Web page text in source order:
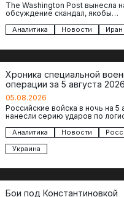
The Washington Post вынесла
обсуждение скандал, якобы
Трампом и военным
Хегсетом в Кэмп-Дэвиде….
Аналитика Новости Иран
Хроника специальной
операции за 5 августа
05.08.2026
Российские войска в ночь на 5
нанесли серию ударов по
Днепропетровской областях.
Аналитика Новости
Украина
Бои под Константиновкой